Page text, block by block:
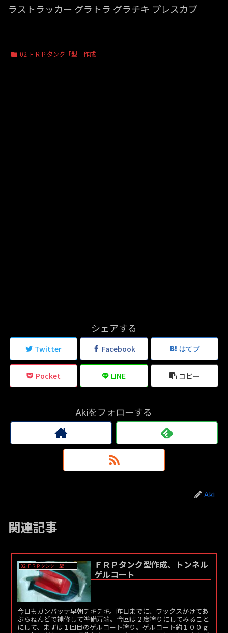
ラストラッカー グラトラ グラチキ プレスカブ
02 ＦＲＰタンク「型」作成
シェアする
Twitter Facebook はてブ
Pocket LINE コピー
Akiをフォローする
Aki
関連記事
02 ＦＲＰタンク「型」作成
ＦＲＰタンク型作成、トンネル
ゲルコート
今日もガンバッテ早朝チキチキ。昨日までに、ワックスかけてあ
ぶらねんどで補修して準備万端。今回は２度塗りにしてみること
にして、まずは１回目のゲルコート塗り。ゲルコート約１００ｇ